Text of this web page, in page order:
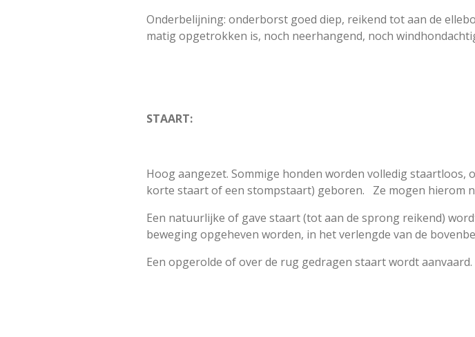
Onderbelijning: onderborst goed diep, reikend tot aan de
matig opgetrokken is, noch neerhangend, noch
STAART:
Hoog aangezet. Sommige honden worden volledig
korte staart of een stompstaart) geboren. Ze mogen hierom
Een natuurlijke of gave staart (tot aan de sprong reikend)
beweging opgeheven worden, in het verlengde van de
Een opgerolde of over de rug gedragen staart wordt aanvaard.